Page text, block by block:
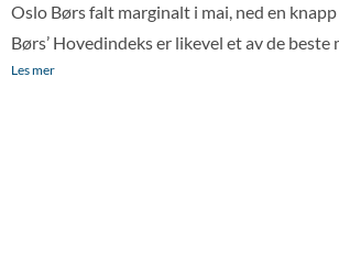
Oslo Børs falt marginalt i mai, ned en
Børs’ Hovedindeks er likevel et av de beste
Les mer